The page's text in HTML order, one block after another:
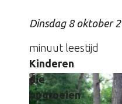
Dinsdag 8 oktober
minuut leestijd
Kinderen
die
opgroeien